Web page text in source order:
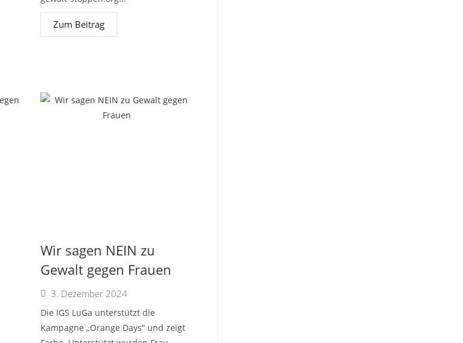
Zum Beitrag
Wir sagen NEIN zu
Gewalt gegen Frauen
3. Dezember 2024
Die IGS LuGa unterstützt die
Kampagne „Orange Days“ und zeigt